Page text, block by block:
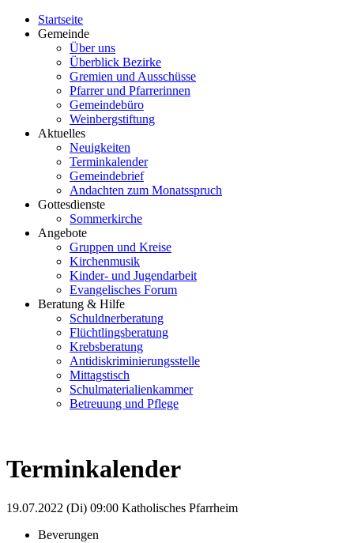
Startseite
Gemeinde
Über uns
Überblick Bezirke
Gremien und Ausschüsse
Pfarrer und Pfarrerinnen
Gemeindebüro
Weinbergstiftung
Aktuelles
Neuigkeiten
Terminkalender
Gemeindebrief
Andachten zum Monatsspruch
Gottesdienste
Sommerkirche
Angebote
Gruppen und Kreise
Kirchenmusik
Kinder- und Jugendarbeit
Evangelisches Forum
Beratung & Hilfe
Schuldnerberatung
Flüchtlingsberatung
Krebsberatung
Antidiskriminierungsstelle
Mittagstisch
Schulmaterialienkammer
Betreuung und Pflege
Terminkalender
19.07.2022 (Di) 09:00 Katholisches Pfarrheim
Beverungen